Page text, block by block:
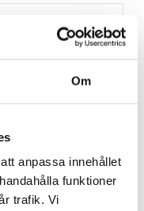
Om
anpassa innehållet
funktioner
trafik. Vi
CLAMP EDGE 4-
720500
Lägg